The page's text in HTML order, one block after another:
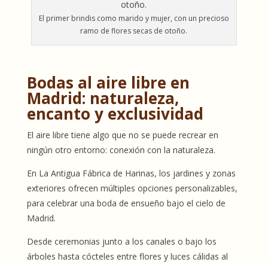
El primer brindis como marido y mujer, con un precioso
ramo de flores secas de otoño.
Bodas al aire libre en
Madrid: naturaleza,
encanto y exclusividad
El aire libre tiene algo que no se puede recrear en
ningún otro entorno: conexión con la naturaleza.
En La Antigua Fábrica de Harinas, los jardines y zonas
exteriores ofrecen múltiples opciones personalizables,
para celebrar una boda de ensueño bajo el cielo de
Madrid.
Desde ceremonias junto a los canales o bajo los
árboles hasta cócteles entre flores y luces cálidas al